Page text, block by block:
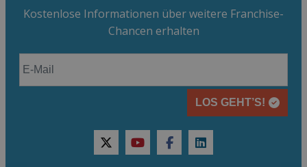
Kostenlose Informationen über weitere Franchise-
Chancen erhalten
LOS GEHT’S!
twitteryoutubefacebooklinkedin